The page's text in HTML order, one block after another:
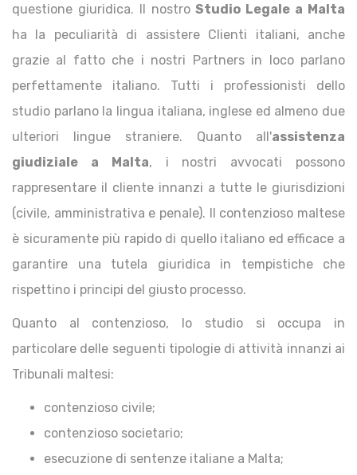
questione giuridica. Il nostroStudio Legale a Malta
ha la peculiarità di assistere Clienti italiani, anche
grazie al fatto che i nostri Partners in loco parlano
perfettamente italiano. Tutti i professionisti dello
studio parlano la lingua italiana, inglese ed almeno due
ulteriori lingue straniere. Quanto all'assistenza
giudiziale a Malta, i nostri avvocati possono
rappresentare il cliente innanzi a tutte le giurisdizioni
(civile, amministrativa e penale). Il contenzioso maltese
è sicuramente più rapido di quello italiano ed efficace a
garantire una tutela giuridica in tempistiche che
rispettino i principi del giusto processo.
Quanto al contenzioso, lo studio si occupa in
particolare delle seguenti tipologie di attività innanzi ai
Tribunali maltesi:
contenzioso civile;
contenzioso societario;
esecuzione di sentenze italiane a Malta;